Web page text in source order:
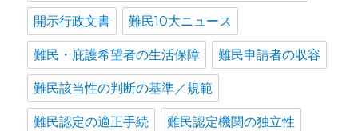
開示行政文書 難民10大ニュース
難民・庇護希望者の生活保障 難民申請者の収容
難民該当性の判断の基準／規範
難民認定の適正手続 難民認定機関の独立性